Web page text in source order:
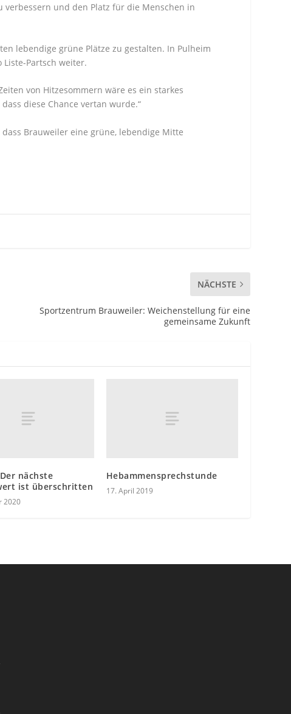
verbessern und den Platz für die Menschen in
lebendige grüne Plätze zu gestalten. In Pulheim
Liste-Partsch weiter.
von Hitzesommern wäre es ein starkes
diese Chance vertan wurde.“
Brauweiler eine grüne, lebendige Mitte
NÄCHSTE
Sportzentrum Brauweiler: Weichenstellung für eine
gemeinsame Zukunft
nächste
ist überschritten
2020
Hebammensprechstunde
17. April 2019